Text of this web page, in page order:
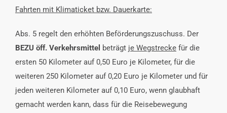
Fahrten mit Klimaticket bzw. Dauerkarte:
Abs. 5 regelt den erhöhten Beförderungszuschuss. Der
BEZU öff. Verkehrsmittel beträgt je Wegstrecke für die
ersten 50 Kilometer auf 0,50 Euro je Kilometer, für die
weiteren 250 Kilometer auf 0,20 Euro je Kilometer und für
jeden weiteren Kilometer auf 0,10 Euro, wenn glaubhaft
gemacht werden kann, dass für die Reisebewegung